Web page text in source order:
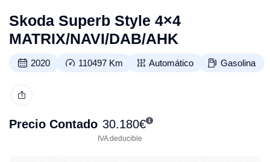
Skoda Superb Style 4×4
MATRIX/NAVI/DAB/AHK
2020 110497 Km Automático Gasolina
Precio Contado 30.180€
IVA deducible